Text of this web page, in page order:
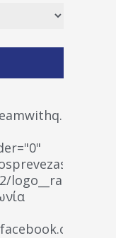
wp-